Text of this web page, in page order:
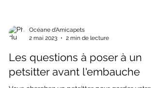
2 mai 2023
2 min de lecture
Les questions à poser à un